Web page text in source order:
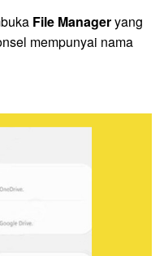
File Manageryang
mempunyai nama